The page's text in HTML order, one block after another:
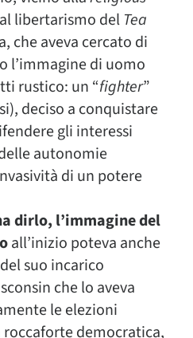
libertarismo del Tea
che aveva cercato di
l’immagine di uomo
rustico: un “fighter”
deciso a conquistare
gli interessi
autonomie
di un potere
dirlo, l’immagine del
all’inizio poteva anche
suo incarico
che lo aveva
le elezioni
democratica,